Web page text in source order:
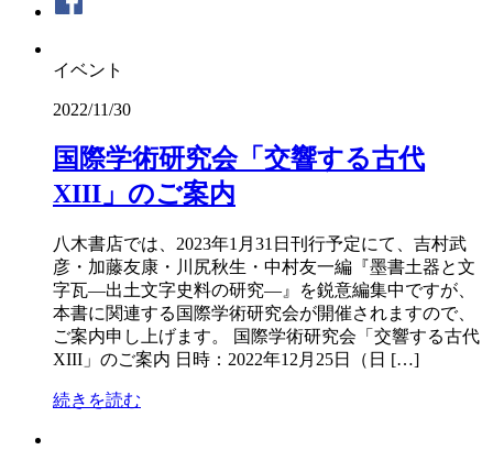
イベント
2022/11/30
国際学術研究会「交響する古代
XIII」のご案内
八木書店では、2023年1月31日刊行予定にて、吉村武
彦・加藤友康・川尻秋生・中村友一編『墨書土器と文
字瓦―出土文字史料の研究―』を鋭意編集中ですが、
本書に関連する国際学術研究会が開催されますので、
ご案内申し上げます。 国際学術研究会「交響する古代
XIII」のご案内 日時：2022年12月25日（日 […]
続きを読む